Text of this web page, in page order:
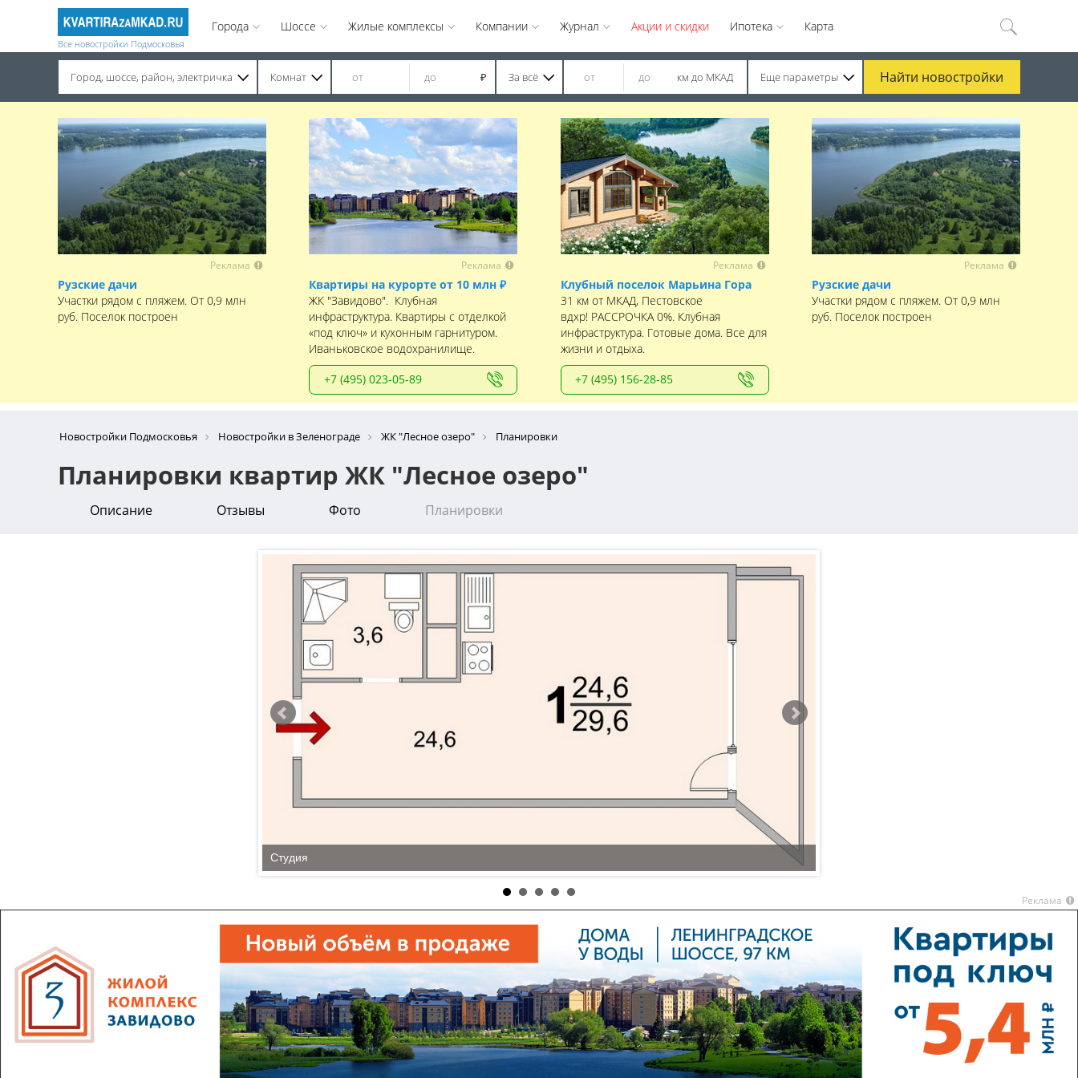
Все новостройки Подмосковья
Города Шоссе Жилые комплексы Компании Журнал Акции и скидки Ипотека Карта
Город, шоссе, район, электричка Комнат ₽ За всё км до МКАД Еще параметры Найти новостройки
Реклама
Рузские дачи
Участки рядом с пляжем. От 0,9 млн
руб. Поселок построен
Реклама
Квартиры на курорте от 10 млн ₽
ЖК "Завидово". Клубная
инфраструктура. Квартиры с отделкой
«под ключ» и кухонным гарнитуром.
Иваньковское водохранилище.
+7 (495) 023-05-89
Реклама
Клубный поселок Марьина Гора
31 км от МКАД, Пестовское
вдхр! РАССРОЧКА 0%. Клубная
инфраструктура. Готовые дома. Все для
жизни и отдыха.
+7 (495) 156-28-85
Реклама
Рузские дачи
Участки рядом с пляжем. От 0,9 млн
руб. Поселок построен
Новостройки Подмосковья Новостройки в Зеленограде ЖК "Лесное озеро" Планировки
Планировки квартир ЖК "Лесное озеро"
Описание Отзывы Фото Планировки
Студия
Реклама